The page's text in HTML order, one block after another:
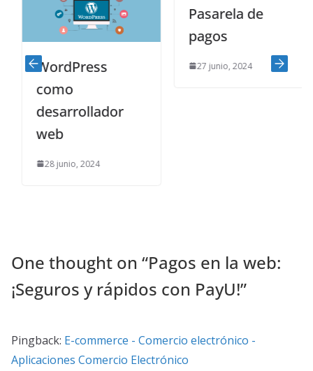
WordPress
como
desarrollador
web
28 junio, 2024
Pasarela de
pagos
27 junio, 2024
One thought on “Pagos en la web:
¡Seguros y rápidos con PayU!”
Pingback: E-commerce - Comercio electrónico -
Aplicaciones Comercio Electrónico